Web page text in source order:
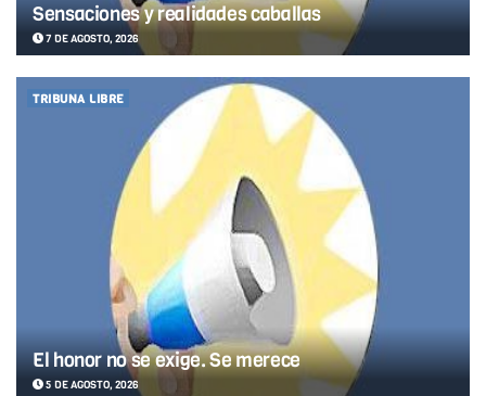
Sensaciones y realidades caballas
7 DE AGOSTO, 2026
TRIBUNA LIBRE
El honor no se exige. Se merece
5 DE AGOSTO, 2026